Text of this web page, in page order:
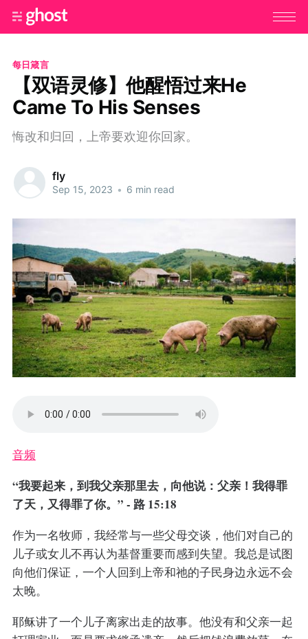
每日箴言
【双语灵修】他醒悟过来He
Came To His Senses
悔改和归回，上帝要欢迎你回家。
fly
Sep 15, 2023 • 6 min read
音频
“我要起来，到我父亲那里去，向他说：父亲！我得罪
了天，又得罪了你。” - 路 15:18
作为一名牧师，我经常与一些父母交谈，他们对自己的
儿子或女儿不再认为基督重要而感到失望。我总是试图
向他们保证，一个人回到上帝和祂的子民身边永远不会
太晚。
耶稣讲了一个儿子离家出走的故事。他没有和父亲一起